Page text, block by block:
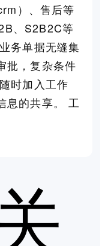
）、售后等
、S2B2C等
务单据无缝集
批，复杂条件
时加入工作
息的共享。 工